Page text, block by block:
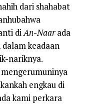
dari shahabat
diAn-Naarada
keadaan
nariknya.
engkau di
kami perkara